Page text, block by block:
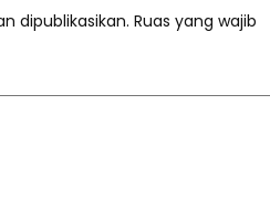
dipublikasikan. Ruas yang wajib